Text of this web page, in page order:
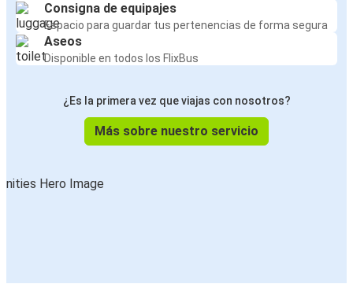
Consigna de equipajes
Espacio para guardar tus pertenencias de forma segura
Aseos
Disponible en todos los FlixBus
¿Es la primera vez que viajas con nosotros?
Más sobre nuestro servicio